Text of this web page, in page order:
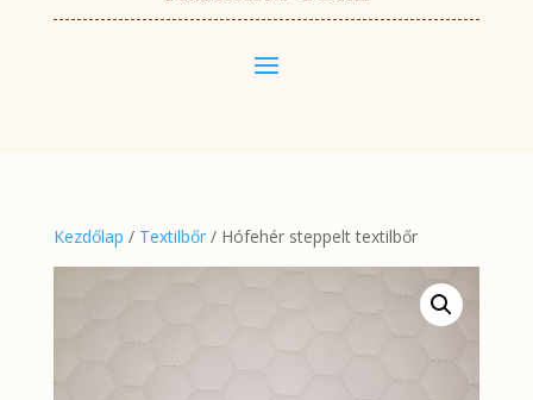
Kezdőlap / Textilbőr/ Hófehér steppelt textilbőr